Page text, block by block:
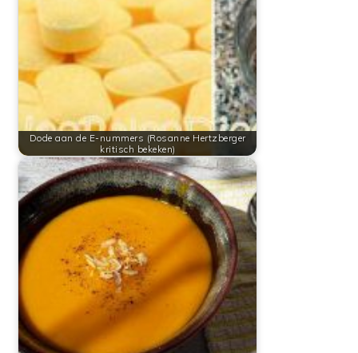
Dode aan de E-nummers (Rosanne Hertzberger
kritisch bekeken)